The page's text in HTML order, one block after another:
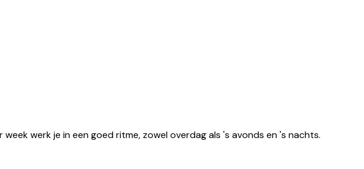
werk je in een goed ritme, zowel overdag als 's avonds en 's nachts.